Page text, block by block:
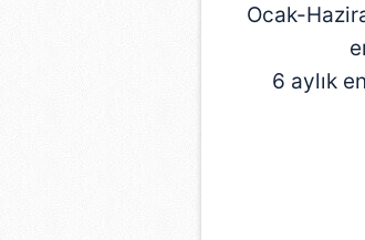
Ocak-
6 aylık